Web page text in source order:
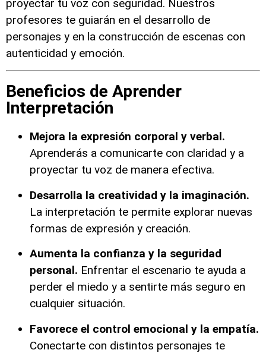
proyectar tu voz con seguridad. Nuestros
profesores te guiarán en el desarrollo de
personajes y en la construcción de escenas con
autenticidad y emoción.
Beneficios de Aprender
Interpretación
Mejora la expresión corporal y verbal.
Aprenderás a comunicarte con claridad y a
proyectar tu voz de manera efectiva.
Desarrolla la creatividad y la imaginación.
La interpretación te permite explorar nuevas
formas de expresión y creación.
Aumenta la confianza y la seguridad
personal. Enfrentar el escenario te ayuda a
perder el miedo y a sentirte más seguro en
cualquier situación.
Favorece el control emocional y la empatía.
Conectarte con distintos personajes te